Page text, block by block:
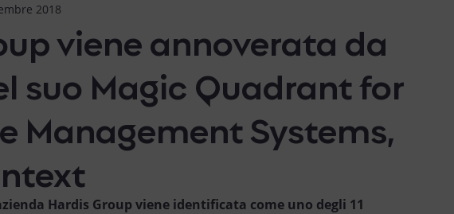
2018
viene annoverata da
suo Magic Quadrant for
Management Systems,
Hardis Group viene identificata come uno degli 11